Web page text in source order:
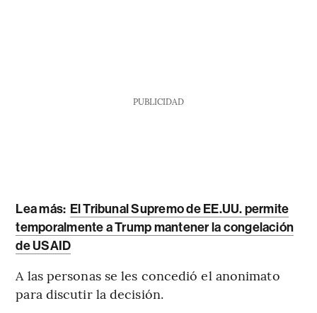
PUBLICIDAD
Lea más: El Tribunal Supremo de EE.UU. permite
temporalmente a Trump mantener la congelación
de USAID
A las personas se les concedió el anonimato
para discutir la decisión.